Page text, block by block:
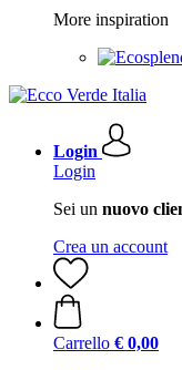
More inspiration
Login
Login
Sei un nuovo
Crea un account
Carrello € 0,00